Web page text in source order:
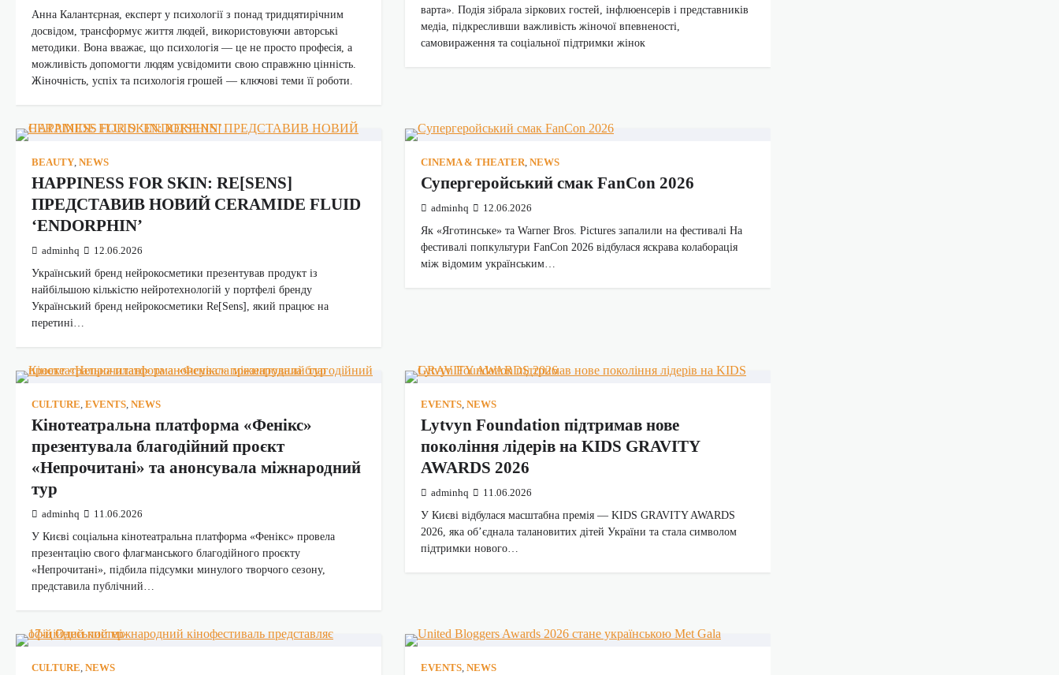
Анна Калантєрная, експерт у психології з понад тридцятирічним
досвідом, трансформує життя людей, використовуючи авторські
методики. Вона вважає, що психологія — це не просто професія, а
можливість допомогти людям усвідомити свою справжню цінність.
Жіночність, успіх та психологія грошей — ключові теми її роботи.
варта». Подія зібрала зіркових гостей, інфлюенсерів і представників
медіа, підкресливши важливість жіночої впевненості,
самовираження та соціальної підтримки жінок
BEAUTY NEWS
HAPPINESS FOR SKIN: RE[SENS]
ПРЕДСТАВИВ НОВИЙ CERAMIDE FLUID
‘ENDORPHIN’
adminhq 12.06.2026
Український бренд нейрокосметики презентував продукт із
найбільшою кількістю нейротехнологій у портфелі бренду
Український бренд нейрокосметики Re[Sens], який працює на
перетині…
CINEMA & THEATER NEWS
Супергеройський смак FanCon 2026
adminhq 12.06.2026
Як «Яготинське» та Warner Bros. Pictures запалили на фестивалі На
фестивалі попкультури FanCon 2026 відбулася яскрава колаборація
між відомим українським…
CULTURE EVENTS NEWS
Кінотеатральна платформа «Фенікс»
презентувала благодійний проєкт
«Непрочитані» та анонсувала міжнародний
тур
adminhq 11.06.2026
У Києві соціальна кінотеатральна платформа «Фенікс» провела
презентацію свого флагманського благодійного проєкту
«Непрочитані», підбила підсумки минулого творчого сезону,
представила публічний…
EVENTS NEWS
Lytvyn Foundation підтримав нове
покоління лідерів на KIDS GRAVITY
AWARDS 2026
adminhq 11.06.2026
У Києві відбулася масштабна премія — KIDS GRAVITY AWARDS
2026, яка об’єднала талановитих дітей України та стала символом
підтримки нового…
CULTURE NEWS EVENTS NEWS